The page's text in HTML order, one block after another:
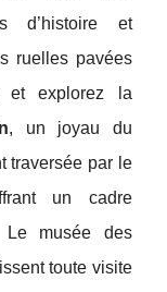
d’histoire et
ruelles pavées
et explorez la
, un joyau du
traversée par le
un cadre
Le musée des
toute visite